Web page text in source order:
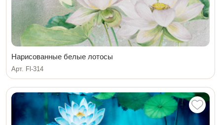
Нарисованные белые лотосы
Арт. Fl-314